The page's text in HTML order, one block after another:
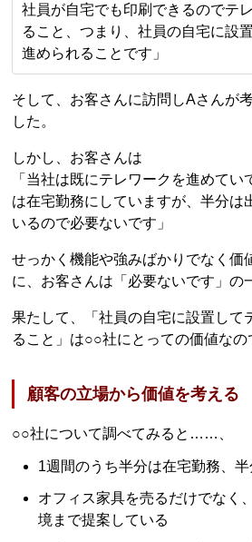
社員が自宅でも印刷できるのでテ
ること、つまり、社員の自宅に設
進められることです」
そして、お客さんに訪問しAさんが
した。
しかし、お客さんは
「当社は既にテレワークを進めてい
は在宅勤務にしていますが、半分は
いるので必要ないです」
せっかく機能や強みばかりでなく価
に、お客さんは「必要ないです」の
果たして、「社員の自宅に設置して
ること」は○○社にとっての価値なの
顧客の立場から価値を考える
○○社について調べてみると……、
1週間のうち半分は在宅勤務、
オフィス家具を売るだけでなく
境まで提案している